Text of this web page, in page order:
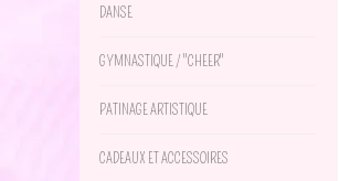
DANSE
GYMNASTIQUE / "CHEER"
PATINAGE ARTISTIQUE
CADEAUX ET ACCESSOIRES